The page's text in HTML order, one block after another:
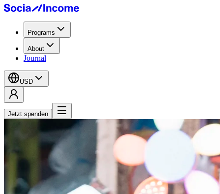
Programs
About
Journal
USD
Jetzt spenden